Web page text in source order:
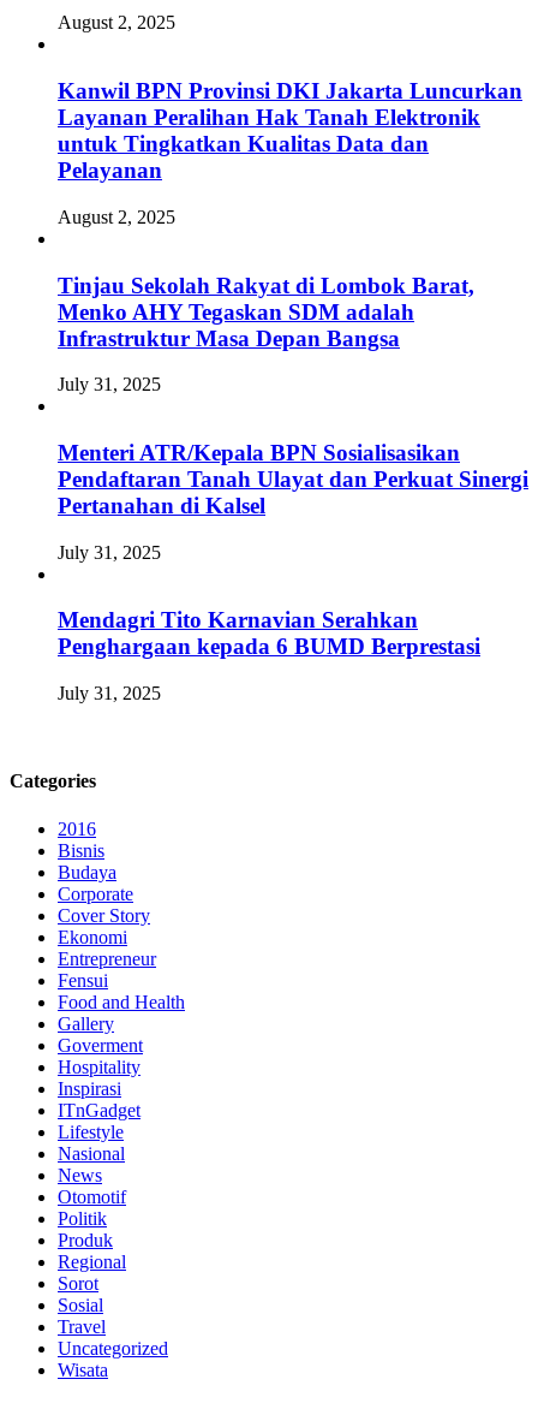
August 2, 2025
Kanwil BPN Provinsi DKI Jakarta Luncurkan
Layanan Peralihan Hak Tanah Elektronik
untuk Tingkatkan Kualitas Data dan
Pelayanan
August 2, 2025
Tinjau Sekolah Rakyat di Lombok Barat,
Menko AHY Tegaskan SDM adalah
Infrastruktur Masa Depan Bangsa
July 31, 2025
Menteri ATR/Kepala BPN Sosialisasikan
Pendaftaran Tanah Ulayat dan Perkuat Sinergi
Pertanahan di Kalsel
July 31, 2025
Mendagri Tito Karnavian Serahkan
Penghargaan kepada 6 BUMD Berprestasi
July 31, 2025
Categories
2016
Bisnis
Budaya
Corporate
Cover Story
Ekonomi
Entrepreneur
Fensui
Food and Health
Gallery
Goverment
Hospitality
Inspirasi
ITnGadget
Lifestyle
Nasional
News
Otomotif
Politik
Produk
Regional
Sorot
Sosial
Travel
Uncategorized
Wisata